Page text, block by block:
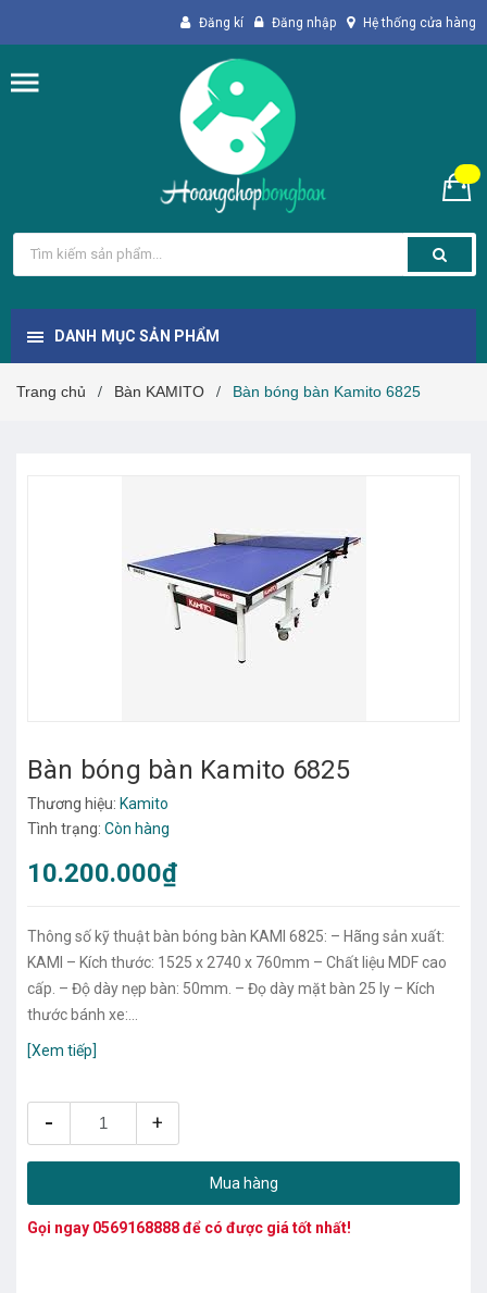
Đăng kí Đăng nhập Hệ thống cửa hàng
DANH MỤC SẢN PHẨM
Trang chủ / Bàn KAMITO / Bàn bóng bàn Kamito 6825
Bàn bóng bàn Kamito 6825
Thương hiệu: Kamito
Tình trạng: Còn hàng
10.200.000₫
Thông số kỹ thuật bàn bóng bàn KAMI 6825: – Hãng sản xuất:
KAMI – Kích thước: 1525 x 2740 x 760mm – Chất liệu MDF cao
cấp. – Độ dày nẹp bàn: 50mm. – Đọ dày mặt bàn 25 ly – Kích
thước bánh xe:...
[Xem tiếp]
- +
Mua hàng
Gọi ngay 0569168888để có được giá tốt nhất!